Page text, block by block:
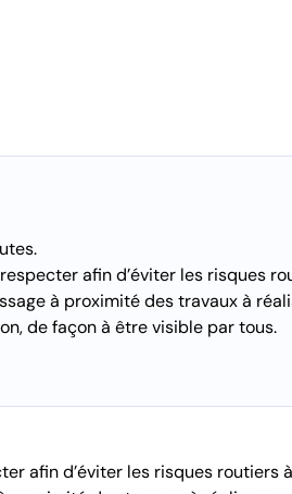
afin d’éviter les risques
à proximité des travaux à
de façon à être visible par tous.
afin d’éviter les risques routiers